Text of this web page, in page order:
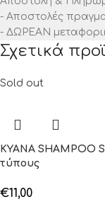
- Αποστολές
- ΔΩΡΕΑΝ
Σχετικά
Sold out
KYANA SHAMPOO
τύπους
€11,00